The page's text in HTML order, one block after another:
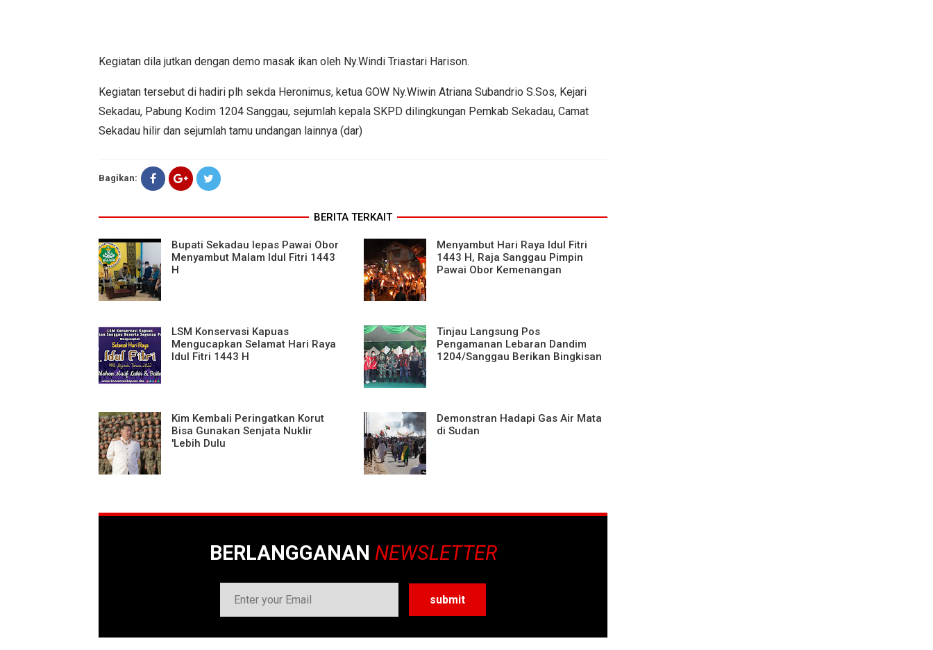
Kegiatan dila jutkan dengan demo masak ikan oleh Ny.Windi Triastari Harison.
Kegiatan tersebut di hadiri plh sekda Heronimus, ketua GOW Ny.Wiwin Atriana Subandrio S.Sos, Kejari
Sekadau, Pabung Kodim 1204 Sanggau, sejumlah kepala SKPD dilingkungan Pemkab Sekadau, Camat
Sekadau hilir dan sejumlah tamu undangan lainnya (dar)
Bagikan:
BERITA TERKAIT
Bupati Sekadau lepas Pawai Obor
Menyambut Malam Idul Fitri 1443
H
Menyambut Hari Raya Idul Fitri
1443 H, Raja Sanggau Pimpin
Pawai Obor Kemenangan
LSM Konservasi Kapuas
Mengucapkan Selamat Hari Raya
Idul Fitri 1443 H
Tinjau Langsung Pos
Pengamanan Lebaran Dandim
1204/Sanggau Berikan Bingkisan
Kim Kembali Peringatkan Korut
Bisa Gunakan Senjata Nuklir
'Lebih Dulu
Demonstran Hadapi Gas Air Mata
di Sudan
BERLANGGANAN NEWSLETTER